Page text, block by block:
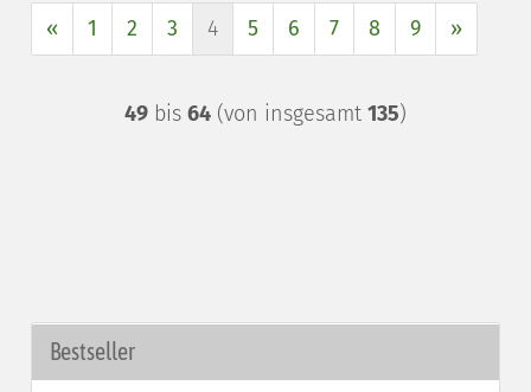
« 1 2 3 4 5 6 7 8 9 »
49 bis 64 (von insgesamt 135)
Bestseller